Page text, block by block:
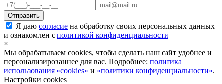
Я даю согласие на обработку своих персональных данных
и ознакомлен с политикой конфиденциальности
×
Мы обрабатываем cookies, чтобы сделать наш сайт удобнее и
персонализированнее для вас. Подробнее: политика
использования «cookies» и «политики конфиденциальности».
Настройки cookies